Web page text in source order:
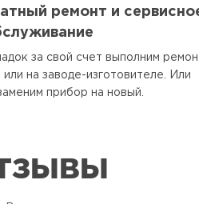
ремонт и
за свой счет выполним
на заводе-изготовителе. Или
прибор на новый.